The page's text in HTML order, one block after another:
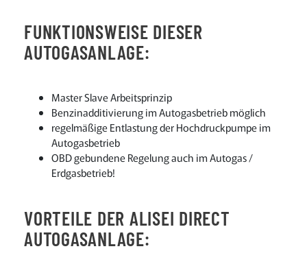
FUNKTIONSWEISE DIESER
AUTOGASANLAGE:
Master Slave Arbeitsprinzip
Benzinadditivierung im Autogasbetrieb möglich
regelmäßige Entlastung der Hochdruckpumpe im
Autogasbetrieb
OBD gebundene Regelung auch im Autogas /
Erdgasbetrieb!
VORTEILE DER ALISEI DIRECT
AUTOGASANLAGE: